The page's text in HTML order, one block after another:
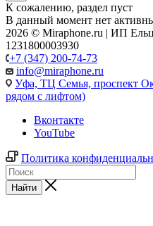
К сожалению, раздел пуст
В данный момент нет
2026 © Miraphone.ru | ИП
1231800003930
+7 (347) 200-74-73
info@miraphone.ru
Уфа, ТЦ Семья, проспект
рядом с лифтом)
Вконтакте
YouTube
Политика
Найти